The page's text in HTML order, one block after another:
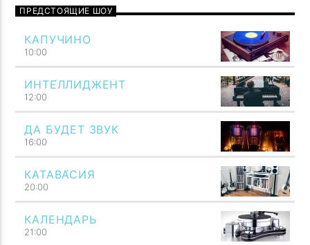
ПРЕДСТОЯЩИЕ ШОУ
КАПУЧИНО
10:00
ИНТЕ́ЛЛИДЖЕНТ
12:00
ДА БУДЕТ ЗВУК
16:00
КАТАВА́СИЯ
20:00
КАЛЕНДАРЬ
21:00